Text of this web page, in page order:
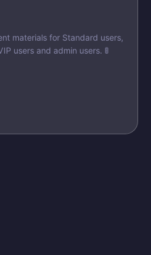
materials for Standard users,
users and admin users. 🚦